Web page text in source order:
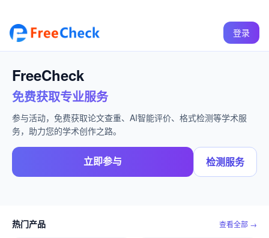
登录
FreeCheck
免费获取专业服务
参与活动，免费获取论文查重、AI智能评价、格式检测等学术服
务，助力您的学术创作之路。
立即参与 检测服务
热门产品 查看全部 →